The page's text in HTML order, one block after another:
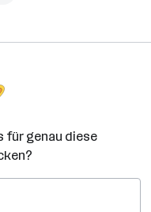
für genau diese